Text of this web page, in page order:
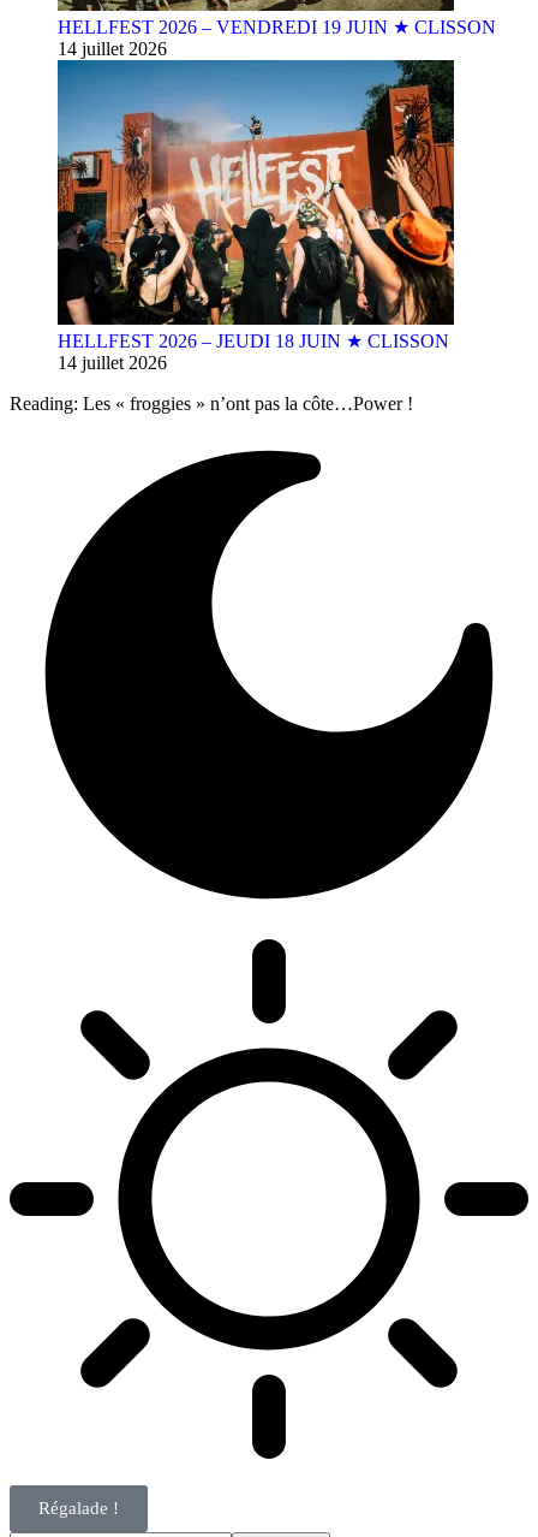
HELLFEST 2026 – VENDREDI 19 JUIN ★ CLISSON
14 juillet 2026
HELLFEST 2026 – JEUDI 18 JUIN ★ CLISSON
14 juillet 2026
Reading: Les « froggies » n’ont pas la côte…Power !
Régalade !